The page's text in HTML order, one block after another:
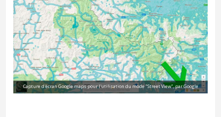
Capture d'écran Google maps pour l'utilisation du mode "Street View", par Google